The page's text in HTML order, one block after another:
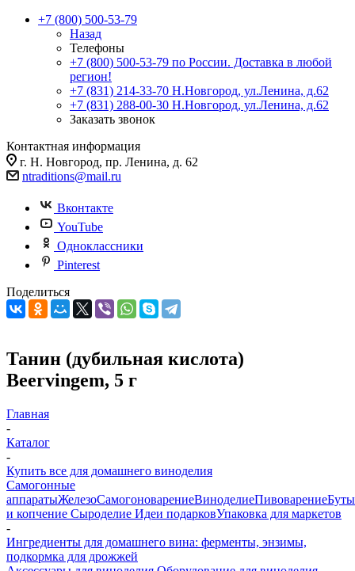
+7 (800) 500-53-79
Назад
Телефоны
+7 (800) 500-53-79 по России. Доставка в любой
регион!
+7 (831) 214-33-70 Н.Новгород, ул.Ленина, д.62
+7 (831) 288-00-30 Н.Новгород, ул.Ленина, д.62
Заказать звонок
Контактная информация
г. Н. Новгород, пр. Ленина, д. 62
ntraditions@mail.ru
Вконтакте
YouTube
Одноклассники
Pinterest
Поделиться
Танин (дубильная кислота)
Beervingem, 5 г
Главная
-
Каталог
-
Купить все для домашнего виноделия
Самогонные
аппаратыЖелезоСамогоноварениеВиноделиеПивоварение
и копчение Сыроделие Идеи подарковУпаковка для маркетов
-
Ингредиенты для домашнего вина: ферменты, энзимы,
подкормка для дрожжей